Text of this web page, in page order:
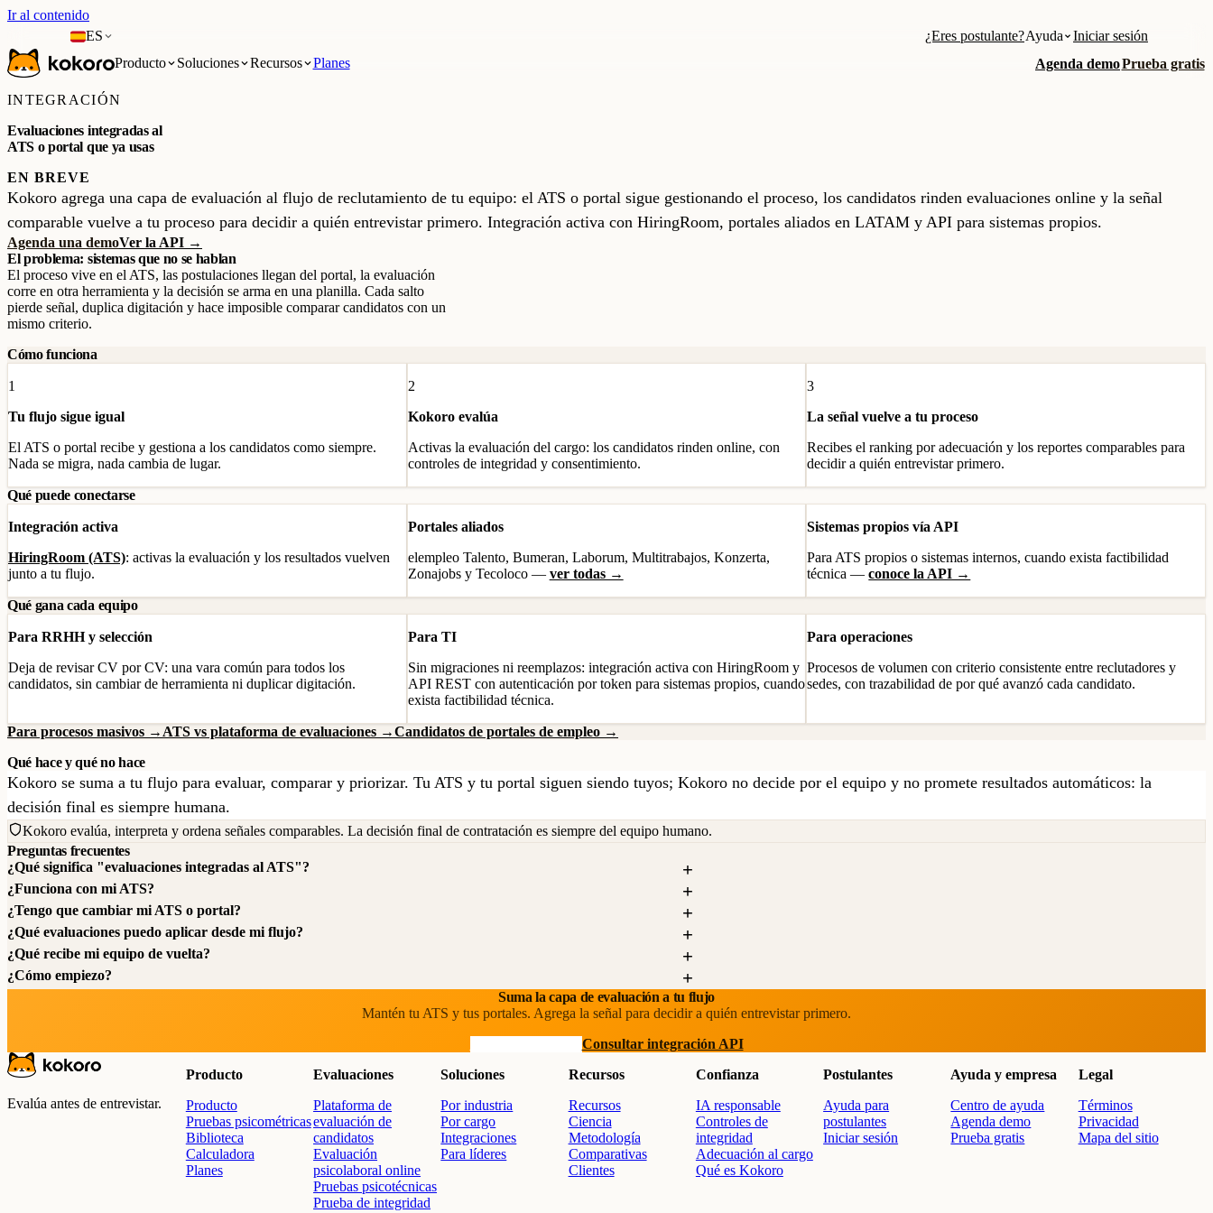
Ir al contenido
ES
¿Eres postulante?Ayuda
Iniciar sesión
Producto
Soluciones Recursos Planes Agenda demoPrueba gratis
INTEGRACIÓN
Evaluaciones integradas al
ATS o portal que ya usas
EN BREVE
Kokoro agrega una capa de evaluación al flujo de reclutamiento de tu equipo: el ATS o portal sigue gestionando el proceso, los candidatos rinden evaluaciones online y la señal
comparable vuelve a tu proceso para decidir a quién entrevistar primero. Integración activa con HiringRoom, portales aliados en LATAM y API para sistemas propios.
Agenda una demoVer la API →
El problema: sistemas que no se hablan
El proceso vive en el ATS, las postulaciones llegan del portal, la evaluación
corre en otra herramienta y la decisión se arma en una planilla. Cada salto
pierde señal, duplica digitación y hace imposible comparar candidatos con un
mismo criterio.
Cómo funciona
1
Tu flujo sigue igual
El ATS o portal recibe y gestiona a los candidatos como siempre.
Nada se migra, nada cambia de lugar.
2
Kokoro evalúa
Activas la evaluación del cargo: los candidatos rinden online, con
controles de integridad y consentimiento.
3
La señal vuelve a tu proceso
Recibes el ranking por adecuación y los reportes comparables para
decidir a quién entrevistar primero.
Qué puede conectarse
Integración activa
HiringRoom (ATS): activas la evaluación y los resultados vuelven
junto a tu flujo.
Portales aliados
elempleo Talento, Bumeran, Laborum, Multitrabajos, Konzerta,
Zonajobs y Tecoloco — ver todas →
Sistemas propios vía API
Para ATS propios o sistemas internos, cuando exista factibilidad
técnica —conoce la API →
Qué gana cada equipo
Para RRHH y selección
Deja de revisar CV por CV: una vara común para todos los
candidatos, sin cambiar de herramienta ni duplicar digitación.
Para TI
Sin migraciones ni reemplazos: integración activa con HiringRoom y
API REST con autenticación por token para sistemas propios, cuando
exista factibilidad técnica.
Para operaciones
Procesos de volumen con criterio consistente entre reclutadores y
sedes, con trazabilidad de por qué avanzó cada candidato.
Para procesos masivos → ATS vs plataforma de evaluaciones →Candidatos de portales de empleo →
Qué hace y qué no hace
Kokoro se suma a tu flujo para evaluar, comparar y priorizar. Tu ATS y tu portal siguen siendo tuyos; Kokoro no decide por el equipo y no promete resultados automáticos: la
decisión final es siempre humana.
Kokoro evalúa, interpreta y ordena señales comparables. La decisión final de contratación es siempre del equipo humano.
Preguntas frecuentes
¿Qué significa "evaluaciones integradas al ATS"?
¿Funciona con mi ATS?
¿Tengo que cambiar mi ATS o portal?
¿Qué evaluaciones puedo aplicar desde mi flujo?
¿Qué recibe mi equipo de vuelta?
¿Cómo empiezo?
Suma la capa de evaluación a tu flujo
Mantén tu ATS y tus portales. Agrega la señal para decidir a quién entrevistar primero.
Consultar integración API
Evalúa antes de entrevistar.
Producto
Producto
Pruebas psicométricas
Biblioteca
Calculadora
Planes
Evaluaciones
Plataforma de
evaluación de
candidatos
Evaluación
psicolaboral online
Pruebas psicotécnicas
Prueba de integridad
Soluciones
Por industria
Por cargo
Integraciones
Para líderes
Recursos
Recursos
Ciencia
Metodología
Comparativas
Clientes
Confianza
IA responsable
Controles de
integridad
Adecuación al cargo
Qué es Kokoro
Postulantes
Ayuda para
postulantes
Iniciar sesión
Ayuda y empresa
Centro de ayuda
Agenda demo
Prueba gratis
Legal
Términos
Privacidad
Mapa del sitio